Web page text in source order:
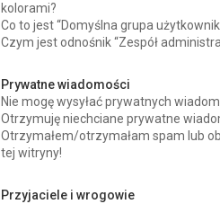
kolorami?
Co to jest “Domyślna grupa
Czym jest odnośnik “Zespół
Prywatne wiadomości
Nie mogę wysyłać prywatnych
Otrzymuję niechciane prywatne
Otrzymałem/otrzymałam spam lub
tej witryny!
Przyjaciele i wrogowie